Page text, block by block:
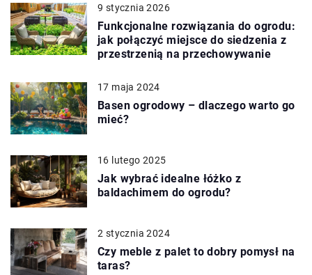
9 stycznia 2026
Funkcjonalne rozwiązania do ogrodu:
jak połączyć miejsce do siedzenia z
przestrzenią na przechowywanie
17 maja 2024
Basen ogrodowy – dlaczego warto go
mieć?
16 lutego 2025
Jak wybrać idealne łóżko z
baldachimem do ogrodu?
2 stycznia 2024
Czy meble z palet to dobry pomysł na
taras?